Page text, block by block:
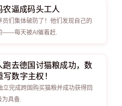
农逼成码头工人
员们集体破防了！他们发现自己的
——每天被AI催着赶.
跑去德国讨猫粮成功，数
数字主权！
完成跨国购买猫粮并成功获得回
为具备.